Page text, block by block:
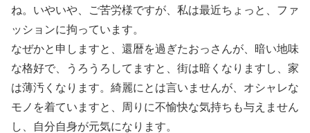
ね。いやいや、ご苦労様ですが、私は最近ちょっと、ファ
ッションに拘っています。
なぜかと申しますと、還暦を過ぎたおっさんが、暗い地味
な格好で、うろうろしてますと、街は暗くなりますし、家
は薄汚くなります。綺麗にとは言いませんが、オシャレな
モノを着ていますと、周りに不愉快な気持ちも与えません
し、自分自身が元気になります。